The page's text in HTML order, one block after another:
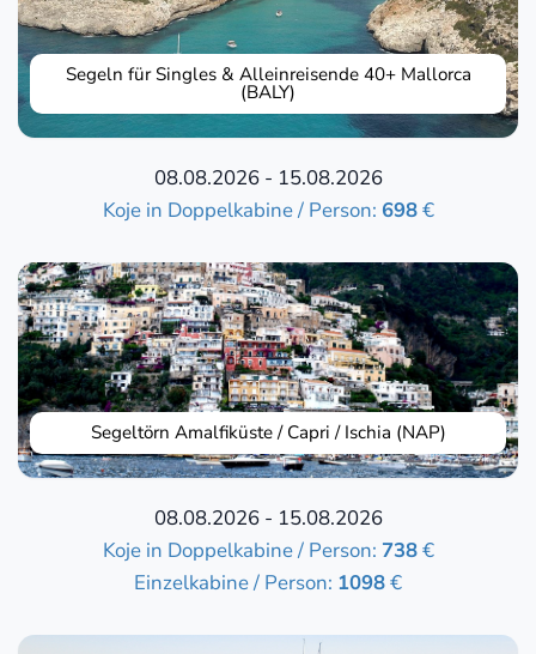
Segeln für Singles & Alleinreisende 40+ Mallorca
(BALY)
08.08.2026 - 15.08.2026
Koje in Doppelkabine / Person: 698€
Segeltörn Amalfiküste / Capri / Ischia (NAP)
08.08.2026 - 15.08.2026
Koje in Doppelkabine / Person: 738€
Einzelkabine / Person: 1098€